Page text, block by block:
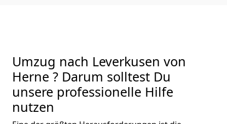
Umzug nach Leverkusen von
Herne ? Darum solltest Du
unsere professionelle Hilfe
nutzen